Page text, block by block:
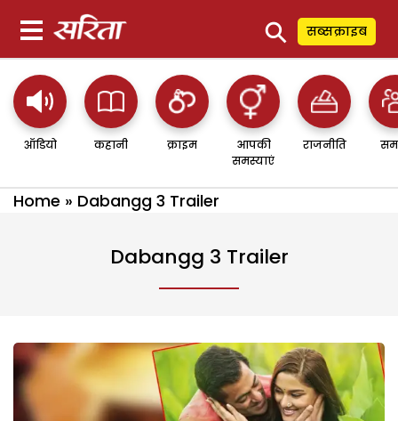
⚲ सब्सक्राइब
ऑडियो कहानी क्राइम
आपकी
समस्याएं
राजनीति
Home » Dabangg 3 Trailer
Dabangg 3 Trailer